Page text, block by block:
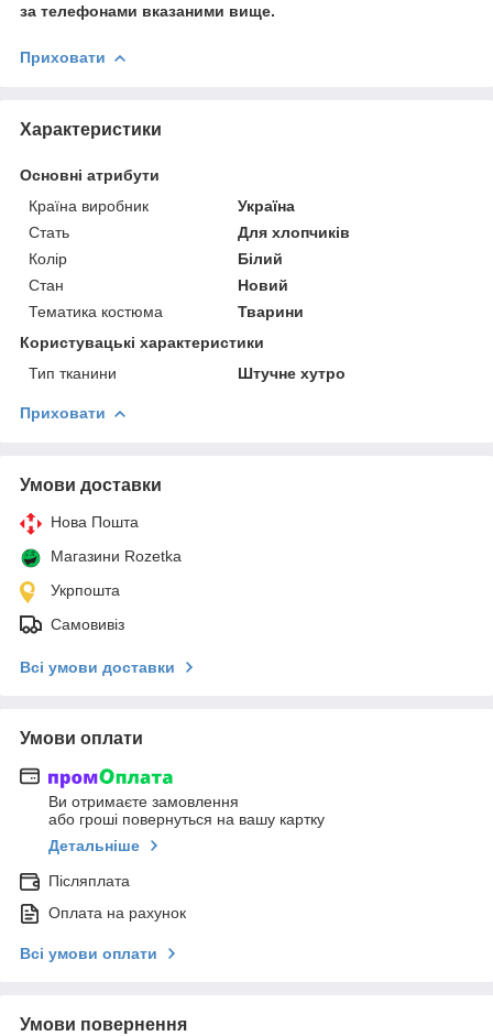
за телефонами вказаними вище.
Приховати
Характеристики
Основні атрибути
Країна виробник
Україна
Стать
Для хлопчиків
Колір
Білий
Стан
Новий
Тематика костюма
Тварини
Користувацькі характеристики
Тип тканини
Штучне хутро
Приховати
Умови доставки
Нова Пошта
Магазини Rozetka
Укрпошта
Самовивіз
Всі умови доставки
Умови оплати
Ви отримаєте замовлення
або гроші повернуться на вашу картку
Детальніше
Післяплата
Оплата на рахунок
Всі умови оплати
Умови повернення